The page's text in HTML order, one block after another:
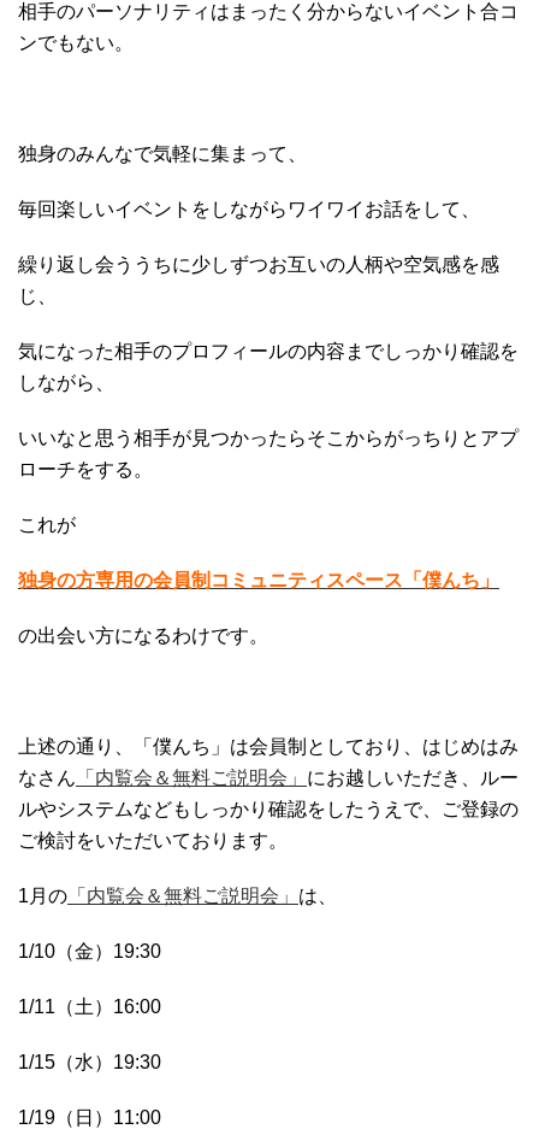
相手のパーソナリティはまったく分からないイベント合コ
ンでもない。
独身のみんなで気軽に集まって、
毎回楽しいイベントをしながらワイワイお話をして、
繰り返し会ううちに少しずつお互いの人柄や空気感を感
じ、
気になった相手のプロフィールの内容までしっかり確認を
しながら、
いいなと思う相手が見つかったらそこからがっちりとアプ
ローチをする。
これが
独身の方専用の会員制コミュニティスペース「僕んち」
の出会い方になるわけです。
上述の通り、「僕んち」は会員制としており、はじめはみ
なさん 「内覧会＆無料ご説明会」 にお越しいただき、ルー
ルやシステムなどもしっかり確認をしたうえで、ご登録の
ご検討をいただいております。
1月の 「内覧会＆無料ご説明会」 は、
1/10（金）19:30
1/11（土）16:00
1/15（水）19:30
1/19（日）11:00